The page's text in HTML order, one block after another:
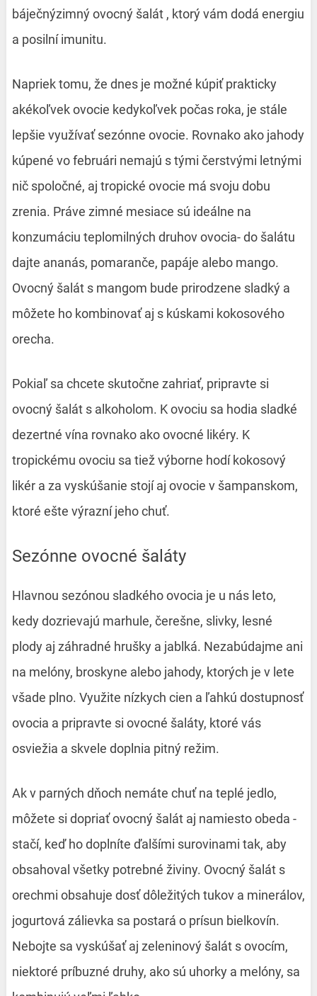
báječnýzimný ovocný šalát , ktorý vám dodá energiu
a posilní imunitu.
Napriek tomu, že dnes je možné kúpiť prakticky
akékoľvek ovocie kedykoľvek počas roka, je stále
lepšie využívať sezónne ovocie. Rovnako ako jahody
kúpené vo februári nemajú s tými čerstvými letnými
nič spoločné, aj tropické ovocie má svoju dobu
zrenia. Práve zimné mesiace sú ideálne na
konzumáciu teplomilných druhov ovocia- do šalátu
dajte ananás, pomaranče, papáje alebo mango.
Ovocný šalát s mangom bude prirodzene sladký a
môžete ho kombinovať aj s kúskami kokosového
orecha.
Pokiaľ sa chcete skutočne zahriať, pripravte si
ovocný šalát s alkoholom. K ovociu sa hodia sladké
dezertné vína rovnako ako ovocné likéry. K
tropickému ovociu sa tiež výborne hodí kokosový
likér a za vyskúšanie stojí aj ovocie v šampanskom,
ktoré ešte výrazní jeho chuť.
Sezónne ovocné šaláty
Hlavnou sezónou sladkého ovocia je u nás leto,
kedy dozrievajú marhule, čerešne, slivky, lesné
plody aj záhradné hrušky a jablká. Nezabúdajme ani
na melóny, broskyne alebo jahody, ktorých je v lete
všade plno. Využite nízkych cien a ľahkú dostupnosť
ovocia a pripravte si ovocné šaláty, ktoré vás
osviežia a skvele doplnia pitný režim.
Ak v parných dňoch nemáte chuť na teplé jedlo,
môžete si dopriať ovocný šalát aj namiesto obeda -
stačí, keď ho doplníte ďalšími surovinami tak, aby
obsahoval všetky potrebné živiny. Ovocný šalát s
orechmi obsahuje dosť dôležitých tukov a minerálov,
jogurtová zálievka sa postará o prísun bielkovín.
Nebojte sa vyskúšať aj zeleninový šalát s ovocím,
niektoré príbuzné druhy, ako sú uhorky a melóny, sa